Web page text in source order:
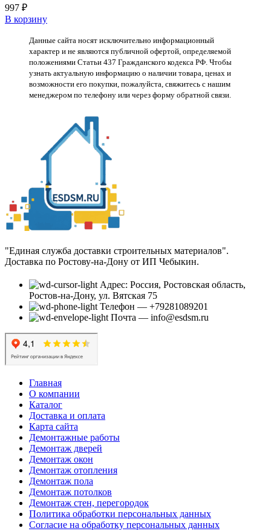
997 ₽
В корзину
Данные сайта носят исключительно информационный
характер и не являются публичной офертой, определяемой
положениями Статьи 437 Гражданского кодекса РФ. Чтобы
узнать актуальную информацию о наличии товара, ценах и
возможности его покупки, пожалуйста, свяжитесь с нашим
менеджером по телефону или через форму обратной связи.
"Единая служба доставки строительных материалов".
Доставка по Ростову-на-Дону от ИП Чебыкин.
Адрес: Россия, Ростовская область,
Ростов-на-Дону, ул. Вятская 75
Телефон — +79281089201
Почта — info@esdsm.ru
Главная
О компании
Каталог
Доставка и оплата
Карта сайта
Демонтажные работы
Демонтаж дверей
Демонтаж окон
Демонтаж отопления
Демонтаж пола
Демонтаж потолков
Демонтаж стен, перегородок
Политика обработки персональных данных
Согласие на обработку персональных данных